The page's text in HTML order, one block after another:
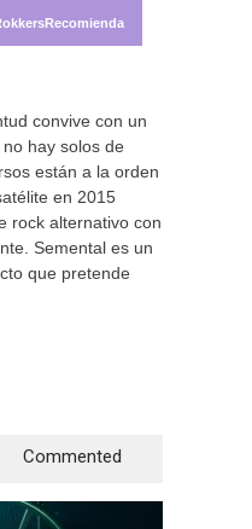
convive con un
hay solos de
están a la orden
en 2015
rock alternativo con
Semental es un
que pretende
Commented